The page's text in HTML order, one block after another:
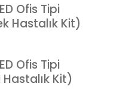
Ofis Tipi
Hastalık Kit)
Ofis Tipi
Kit)